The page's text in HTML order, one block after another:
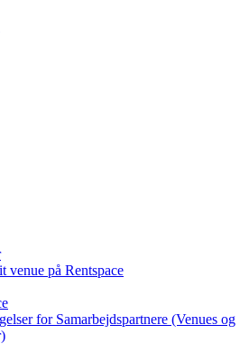
venue på Rentspace
for Samarbejdspartnere (Venues og